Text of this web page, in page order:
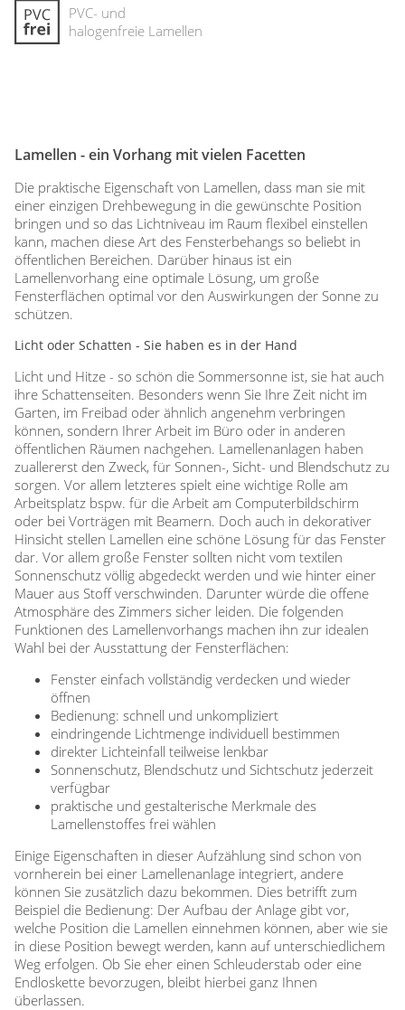
PVC- und
halogenfreie Lamellen
Lamellen - ein Vorhang mit vielen Facetten
Die praktische Eigenschaft von Lamellen, dass man sie mit
einer einzigen Drehbewegung in die gewünschte Position
bringen und so das Lichtniveau im Raum flexibel einstellen
kann, machen diese Art des Fensterbehangs so beliebt in
öffentlichen Bereichen. Darüber hinaus ist ein
Lamellenvorhang eine optimale Lösung, um große
Fensterflächen optimal vor den Auswirkungen der Sonne zu
schützen.
Licht oder Schatten - Sie haben es in der Hand
Licht und Hitze - so schön die Sommersonne ist, sie hat auch
ihre Schattenseiten. Besonders wenn Sie Ihre Zeit nicht im
Garten, im Freibad oder ähnlich angenehm verbringen
können, sondern Ihrer Arbeit im Büro oder in anderen
öffentlichen Räumen nachgehen. Lamellenanlagen haben
zuallererst den Zweck, für Sonnen-, Sicht- und Blendschutz zu
sorgen. Vor allem letzteres spielt eine wichtige Rolle am
Arbeitsplatz bspw. für die Arbeit am Computerbildschirm
oder bei Vorträgen mit Beamern. Doch auch in dekorativer
Hinsicht stellen Lamellen eine schöne Lösung für das Fenster
dar. Vor allem große Fenster sollten nicht vom textilen
Sonnenschutz völlig abgedeckt werden und wie hinter einer
Mauer aus Stoff verschwinden. Darunter würde die offene
Atmosphäre des Zimmers sicher leiden. Die folgenden
Funktionen des Lamellenvorhangs machen ihn zur idealen
Wahl bei der Ausstattung der Fensterflächen:
Fenster einfach vollständig verdecken und wieder
öffnen
Bedienung: schnell und unkompliziert
eindringende Lichtmenge individuell bestimmen
direkter Lichteinfall teilweise lenkbar
Sonnenschutz, Blendschutz und Sichtschutz jederzeit
verfügbar
praktische und gestalterische Merkmale des
Lamellenstoffes frei wählen
Einige Eigenschaften in dieser Aufzählung sind schon von
vornherein bei einer Lamellenanlage integriert, andere
können Sie zusätzlich dazu bekommen. Dies betrifft zum
Beispiel die Bedienung: Der Aufbau der Anlage gibt vor,
welche Position die Lamellen einnehmen können, aber wie sie
in diese Position bewegt werden, kann auf unterschiedlichem
Weg erfolgen. Ob Sie eher einen Schleuderstab oder eine
Endloskette bevorzugen, bleibt hierbei ganz Ihnen
überlassen.